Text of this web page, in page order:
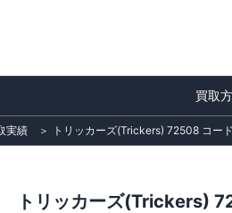
買取
実績 ＞ トリッカーズ(Trickers) 72508 コー
トリッカーズ(Trickers)